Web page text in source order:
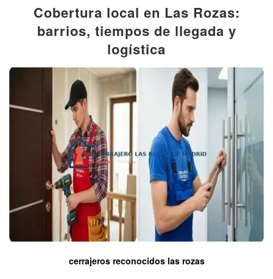
Cobertura local en Las Rozas:
barrios, tiempos de llegada y
logística
cerrajeros reconocidos las rozas